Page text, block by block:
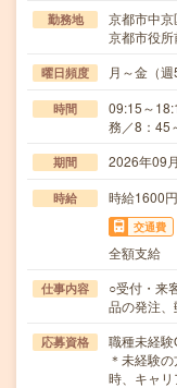
勤務地
京都市中京
京都市役
曜日頻度 月～金（
時間
09:15～
務／8：45
期間 2026年09
時給 時給1600
交通費
全額支給
仕事内容
○受付・来
品の発注
応募資格
職種未経
＊未経験
時、キャ